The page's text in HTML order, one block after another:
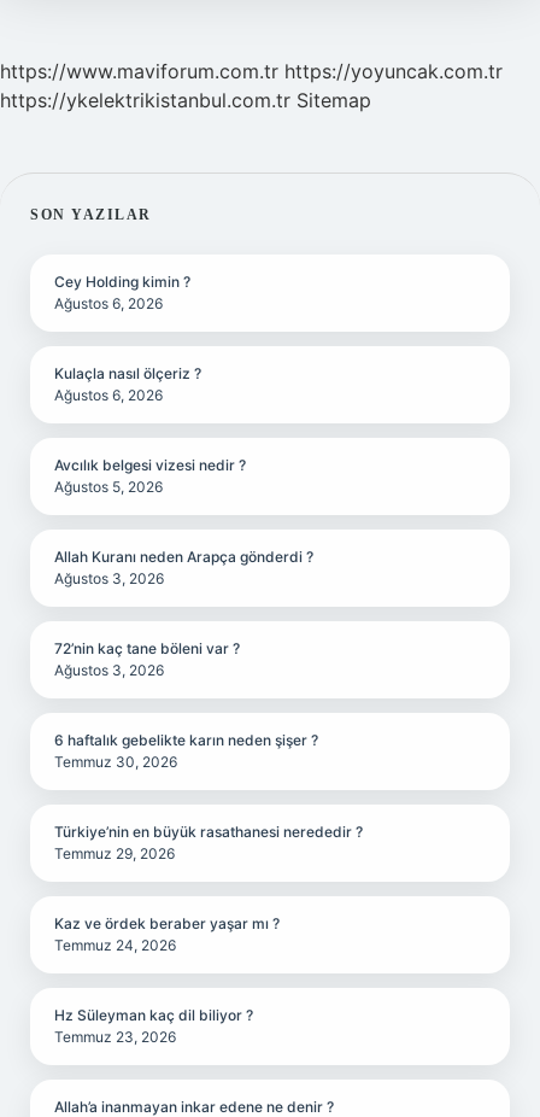
https://www.maviforum.com.tr https://yoyuncak.com.tr
https://ykelektrikistanbul.com.tr Sitemap
SIDEBAR
SON YAZILAR
Cey Holding kimin ?
Ağustos 6, 2026
Kulaçla nasıl ölçeriz ?
Ağustos 6, 2026
Avcılık belgesi vizesi nedir ?
Ağustos 5, 2026
Allah Kuranı neden Arapça gönderdi ?
Ağustos 3, 2026
72’nin kaç tane böleni var ?
Ağustos 3, 2026
6 haftalık gebelikte karın neden şişer ?
Temmuz 30, 2026
Türkiye’nin en büyük rasathanesi nerededir ?
Temmuz 29, 2026
Kaz ve ördek beraber yaşar mı ?
Temmuz 24, 2026
Hz Süleyman kaç dil biliyor ?
Temmuz 23, 2026
Allah’a inanmayan inkar edene ne denir ?